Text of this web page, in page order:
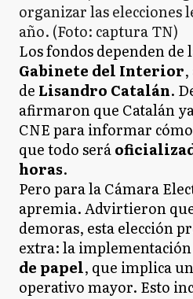
Los fondos dependen de
Gabinete del Interior
de Lisandro Catalán.
afirmaron que Catalán
CNE para informar
que todo será
horas.
Pero para la Cámara
apremia. Advirtieron
demoras, esta elección
extra: la
de papel, que implica
operativo mayor. Esto